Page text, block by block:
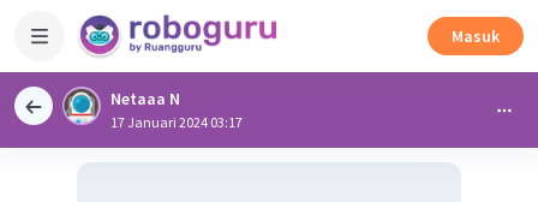
Masuk
Netaaa N
17 Januari 2024 03:17